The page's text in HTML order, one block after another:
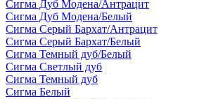
Сигма Дуб Модена/Антрацит
Сигма Дуб Модена/Белый
Сигма Серый Бархат/Антрацит
Сигма Серый Бархат/Белый
Сигма Темный дуб/Белый
Сигма Светлый дуб
Сигма Темный дуб
Сигма Белый